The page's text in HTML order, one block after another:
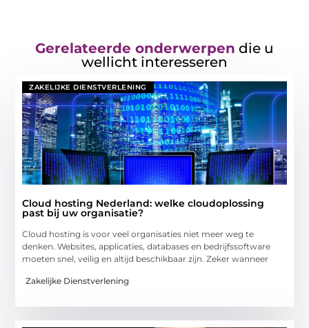
Gerelateerde onderwerpen die u
wellicht interesseren
ZAKELIJKE DIENSTVERLENING
Cloud hosting Nederland: welke cloudoplossing
past bij uw organisatie?
Cloud hosting is voor veel organisaties niet meer weg te
denken. Websites, applicaties, databases en bedrijfssoftware
moeten snel, veilig en altijd beschikbaar zijn. Zeker wanneer
Zakelijke Dienstverlening